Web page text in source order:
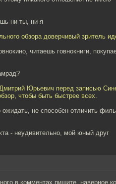
ни ты, ни я
обзора доверчивый зритель
читаешь говнокниги,
Юрьевич перед записью
чтобы быть быстрее всех.
ожидать, не способен отличить
- неудивительно, мой юный друг
в комментах пишите, наверное